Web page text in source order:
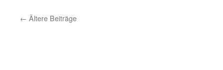
← Ältere Beiträge